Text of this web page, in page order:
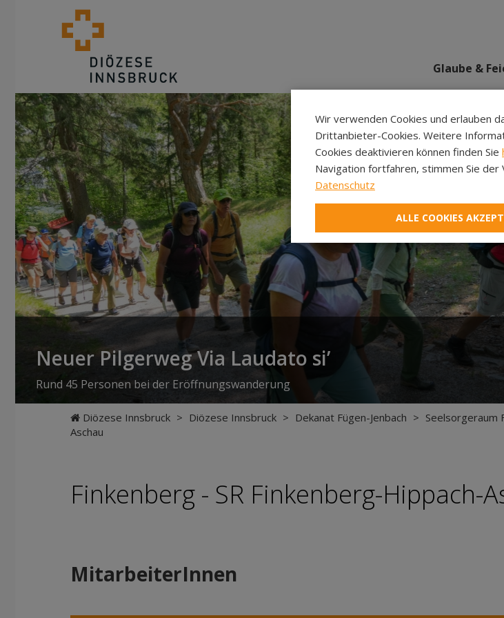
Glaube &
Neuer Pilgerweg Via Laudato si’
Rund 45 Personen bei der Eröffnungswanderung
Diözese Innsbruck > Diözese Innsbruck > Dekanat Fügen-Jenbach > Seelsorgeraum
Aschau
Finkenberg - SR Finkenberg-Hippach-
MitarbeiterInnen
Wir verwenden Cookies und erlauben
Drittanbieter-Cookies. Weitere
Cookies deaktivieren können finden Sie
Navigation fortfahren, stimmen Sie der
Datenschutz
ALLE COOKIES